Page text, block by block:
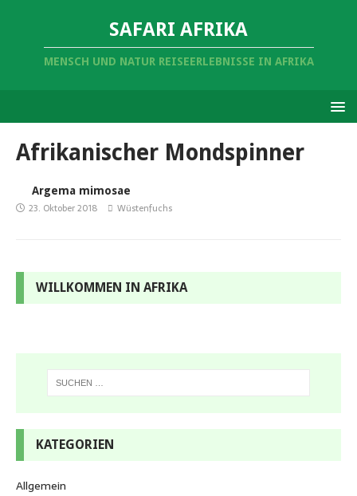
SAFARI AFRIKA
MENSCH UND NATUR REISEERLEBNISSE IN AFRIKA
Afrikanischer Mondspinner
Argema mimosae
23. Oktober 2018 Wüstenfuchs
WILLKOMMEN IN AFRIKA
KATEGORIEN
Allgemein